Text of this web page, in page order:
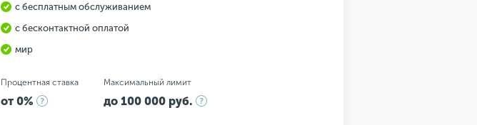
с бесплатным обслуживанием
с бесконтактной оплатой
мир
Процентная ставка
от 0%
Максимальный лимит
до 100 000 руб.